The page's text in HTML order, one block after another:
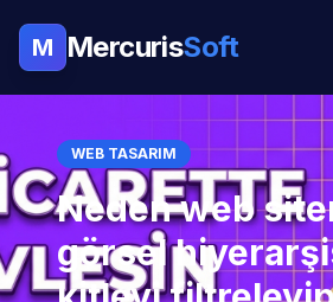
M MercurisSoft
WEB TASARIM
Neden web
görsel